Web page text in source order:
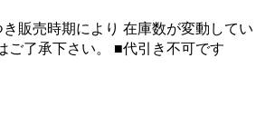
販売時期により 在庫数が変動してい
ご了承下さい。 ■代引き不可です